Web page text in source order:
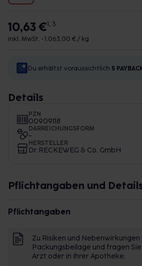
10,63 €1, 3
inkl. MwSt. • 1.063,00 € / kg
Du erhältst voraussichtlich 5
Details
PZN
00909118
DARREICHUNGSFORM
-
HERSTELLER
Dr.RECKEWEG & Co. GmbH
Pflichtangaben und
Pflichtangaben
Zu Risiken und Nebenwirkungen
Packungsbeilage und fragen
Arzt oder in Ihrer Apotheke.